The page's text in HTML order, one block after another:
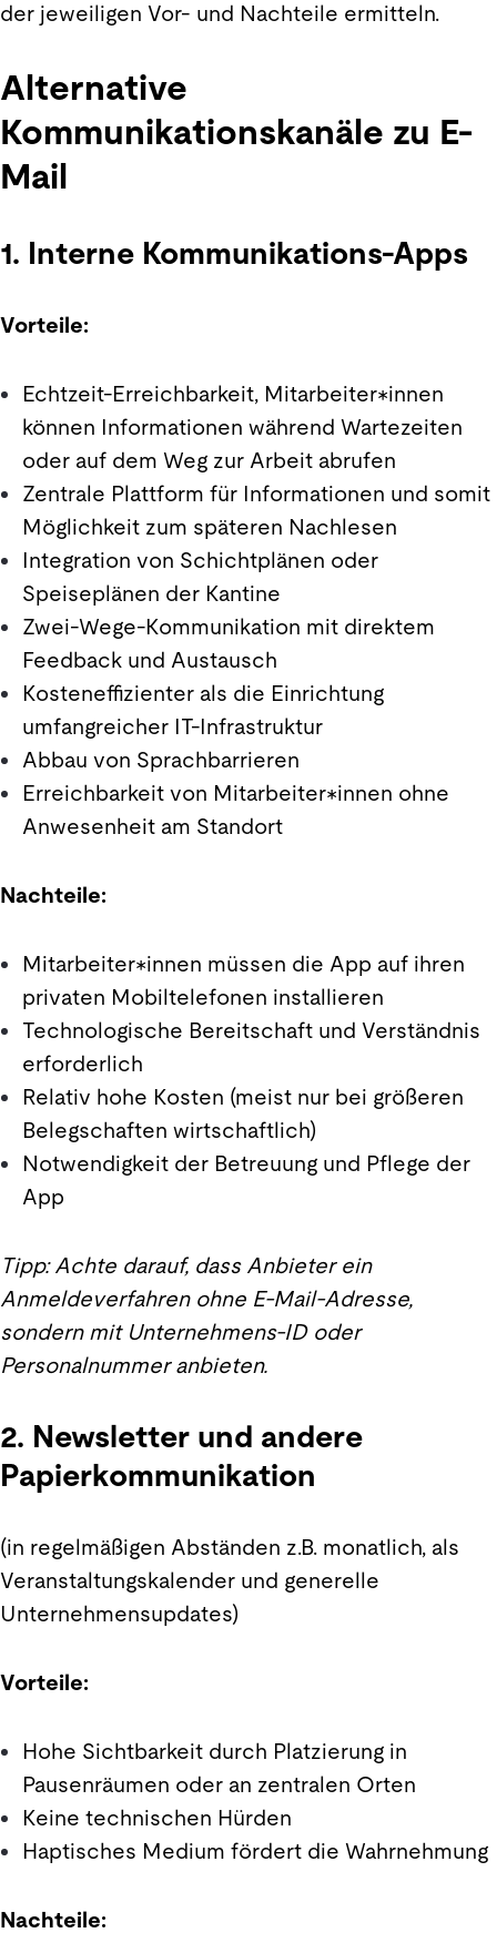
der jeweiligen Vor- und Nachteile ermitteln.
Alternative
Kommunikationskanäle zu E-
Mail
1. Interne Kommunikations-Apps
Vorteile:
Echtzeit-Erreichbarkeit, Mitarbeiter*innen
können Informationen während Wartezeiten
oder auf dem Weg zur Arbeit abrufen
Zentrale Plattform für Informationen und somit
Möglichkeit zum späteren Nachlesen
Integration von Schichtplänen oder
Speiseplänen der Kantine
Zwei-Wege-Kommunikation mit direktem
Feedback und Austausch
Kosteneffizienter als die Einrichtung
umfangreicher IT-Infrastruktur
Abbau von Sprachbarrieren
Erreichbarkeit von Mitarbeiter*innen ohne
Anwesenheit am Standort
Nachteile:
Mitarbeiter*innen müssen die App auf ihren
privaten Mobiltelefonen installieren
Technologische Bereitschaft und Verständnis
erforderlich
Relativ hohe Kosten (meist nur bei größeren
Belegschaften wirtschaftlich)
Notwendigkeit der Betreuung und Pflege der
App
Tipp: Achte darauf, dass Anbieter ein
Anmeldeverfahren ohne E-Mail-Adresse,
sondern mit Unternehmens-ID oder
Personalnummer anbieten.
2. Newsletter und andere
Papierkommunikation
(in regelmäßigen Abständen z.B. monatlich, als
Veranstaltungskalender und generelle
Unternehmensupdates)
Vorteile:
Hohe Sichtbarkeit durch Platzierung in
Pausenräumen oder an zentralen Orten
Keine technischen Hürden
Haptisches Medium fördert die Wahrnehmung
Nachteile: